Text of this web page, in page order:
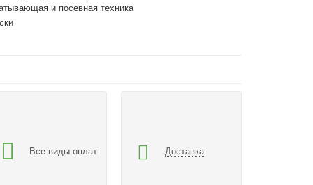
и посевная техника
Все виды оплат Доставка